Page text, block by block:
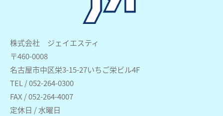
株式会社 ジェイエスティ
〒460-0008
名古屋市中区栄3-15-27いちご栄ビル4F
TEL / 052-264-0300
FAX / 052-264-4007
定休日 / 水曜日